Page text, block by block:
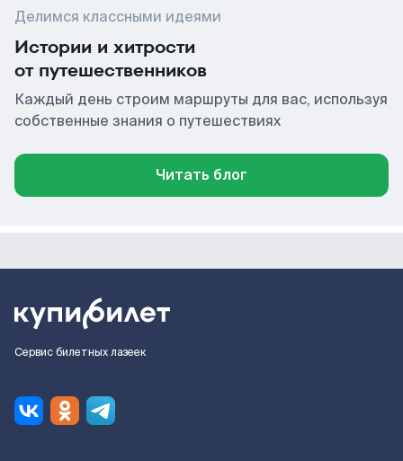
Делимся классными идеями
Истории и хитрости
от путешественников
Каждый день строим маршруты для вас, используя
собственные знания о путешествиях
Читать блог
Сервис билетных лазеек